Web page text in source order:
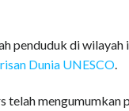
penduduk di
Dunia UNESCO.
mengumumkan